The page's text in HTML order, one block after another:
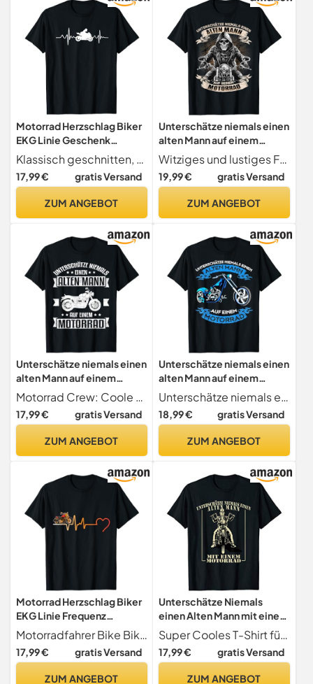
Motorrad Herzschlag Biker
EKG Linie Geschenk
Motorradfahrer T-Shirt
Klassisch geschnitten, doppelt genähter Saum.
17,99 € gratis Versand
ZUM ANGEBOT
Unterschätze niemals einen
alten Mann auf einem
Motorrad T-Shirt
Witziges und lustiges Fun Motiv für den Vater, Großvater, Opa, Onkel, Ehemann oder Sohn der gerne Motorrad fährt und auf Bikes steht. Sarkastisches Statement für den coolen alten Mann der in einem Motorradclub ist..
19,99 € gratis Versand
ZUM ANGEBOT
Unterschätze niemals einen
alten Mann auf einem
Motorrad! T-Shirt
Motorrad Crew: Coole Designs für Motorrad Fans
17,99 € gratis Versand
ZUM ANGEBOT
Unterschätze niemals einen
alten Mann auf einem
Motorrad T-Shirt
Unterschätze niemals einen alten Mann auf einem Motorrad.
18,99 € gratis Versand
ZUM ANGEBOT
Motorrad Herzschlag Biker
EKG Linie Frequenz
Motorradfahrer T-Shirt
Motorradfahrer Bike Bikerin Motorrad Geschenk Gift
17,99 € gratis Versand
ZUM ANGEBOT
Unterschätze Niemals
einen Alten Mann mit einem
Motorrad T-Shirt
Super Cooles T-Shirt für alle Männer die einfach gerne Motorrad fahren und es den Jungen zeigen möchten. Der Lustige Spruch, Unterschätze niemals einen alten Mann mit einem Motorrad. Schönes Geschenk als T-Shirt für alle Biker.
17,99 € gratis Versand
ZUM ANGEBOT